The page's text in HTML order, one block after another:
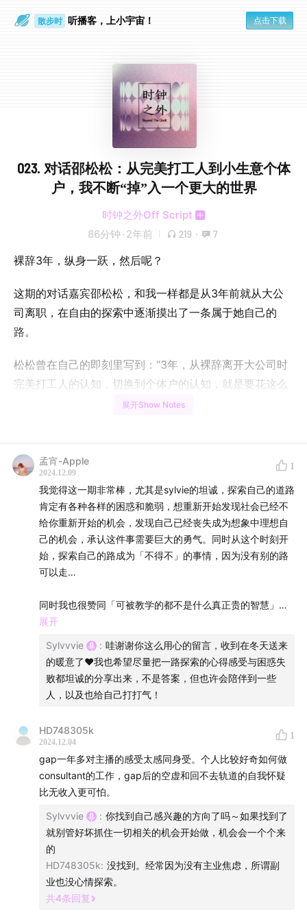
散步时 听播客，上小宇宙！ 点击下载
023. 对话邵松松：从完美打工人到小生意个体
户，我不断“掉”入一个更大的世界
时钟之外Off Script
86分钟 · 2年前 219 · 7
裸辞3年，纵身一跃，然后呢？
这期的对话嘉宾邵松松，和我一样都是从3年前就从大公
司离职，在自由的探索中逐渐摸出了一条属于她自己的
路。
松松曾在自己的即刻里写到：“3年，从裸辞离开大公司时
完美打工人的认知，切换到个体户的认知，就是要花这么
久。不太相信有人能快过这个时间，而且撑到这个转变时
寻」展开了讨论，我如实袒露了在这段过程中遇到的迷茫
与不适。这部分可能过于真诚，有些放飞，没按照既定的
大纲行驶，但决定还是保留，我想如果有更多人的讨论，
是不是可以让黑暗变得没那么模糊？
让冰山下的思考也可以露出水面，让脆弱可以被包容，失
败可以被接受，世界不需要总是明媚的，但这才是真实世
展开Show Notes
孟宵-Apple
2024.12.09
1
我觉得这一期非常棒，尤其是sylvie的坦诚，探索自己的道路
肯定有各种各样的困惑和脆弱，想重新开始发现社会已经不
给你重新开始的机会，发现自己已经丧失成为想象中理想自
己的机会，承认这件事需要巨大的勇气。同时从这个时刻开
始，探索自己的路成为「不得不」的事情，因为没有别的路
可以走…
同时我也很赞同「可被教学的都不是什么真正贵的智慧」，
因为每个人的热情、个性、家庭关系、精力、健康都不一
方。
最后，有一个人曾经告诉我「要让自己的生活尽可能地发生
各种机缘巧合」，的确在探索自己的阶段，这个方法是有用
处。最后，祝冬天好。谢谢主播sylvie和松松带来的这期播
客。给你们买杯咖啡☕️
展开
Sylvvvie : 哇谢谢你这么用心的留言，收到在冬天送来
的暖意了❤️我也希望尽量把一路探索的心得感受与困惑失
败都坦诚的分享出来，不是答案，但也许会陪伴到一些
人，以及也给自己打打气！
HD748305k
2024.12.04
1
gap一年多对主播的感受太感同身受。个人比较好奇如何做
consultant的工作，gap后的空虚和回不去轨道的自我怀疑
比无收入更可怕。
Sylvvvie : 你找到自己感兴趣的方向了吗～如果找到了
就别管好坏抓住一切相关的机会开始做，机会会一个个来
的
HD748305k: 没找到。经常因为没有主业焦虑，所谓副
业也没心情探索。
共4条回复